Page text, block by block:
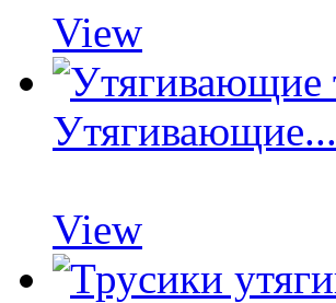
View
Утягивающие...
View